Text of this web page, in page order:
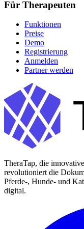
Für Therapeuten
Funktionen
Preise
Demo
Registrierung
Anmelden
Partner werden
TheraTap, die
revolutioniert die
Pferde-, Hunde- und
digital.